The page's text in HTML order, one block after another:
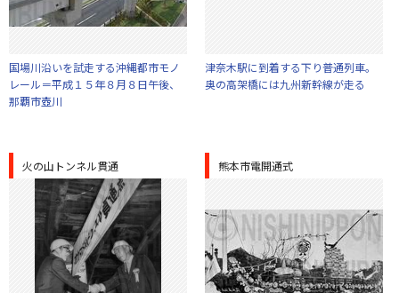
国場川沿いを試走する沖縄都市モノ
レール＝平成１５年８月８日午後、
那覇市壺川
津奈木駅に到着する下り普通列車。
奥の高架橋には九州新幹線が走る
火の山トンネル貫通 熊本市電開通式